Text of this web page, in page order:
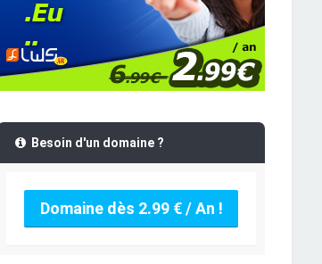
Besoin d'un domaine ?
Domaine dès 2.99 € / An !